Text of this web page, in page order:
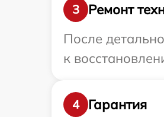
3
Ремонт
После
к
4
Гарантия